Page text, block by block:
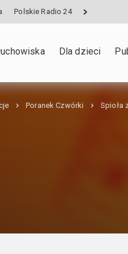
Polskie Radio 24
Dla dzieci
Poranek Czwórki Spioła